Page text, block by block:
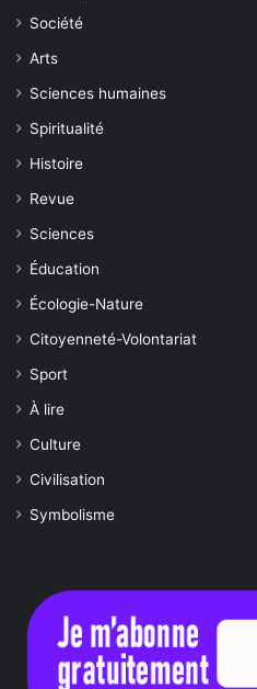
Société
Arts
Sciences humaines
Spiritualité
Histoire
Revue
Sciences
Éducation
Écologie-Nature
Citoyenneté-Volontariat
Sport
À lire
Culture
Civilisation
Symbolisme